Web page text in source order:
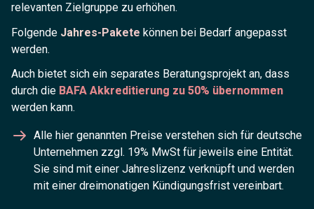
relevanten Zielgruppe zu erhöhen.
Folgende Jahres-Pakete können bei Bedarf angepasst
werden.
Auch bietet sich ein separates Beratungsprojekt an, dass
durch die BAFA Akkreditierung zu 50% übernommen
werden kann.
Alle hier genannten Preise verstehen sich für deutsche
Unternehmen zzgl. 19% MwSt für jeweils eine Entität.
Sie sind mit einer Jahreslizenz verknüpft und werden
mit einer dreimonatigen Kündigungsfrist vereinbart.